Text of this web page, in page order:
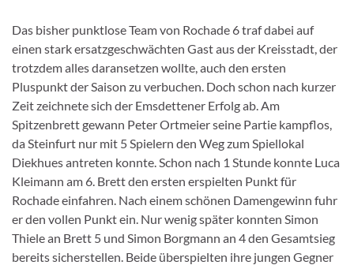
Das bisher punktlose Team von Rochade 6 traf dabei auf
einen stark ersatzgeschwächten Gast aus der Kreisstadt, der
trotzdem alles daransetzen wollte, auch den ersten
Pluspunkt der Saison zu verbuchen. Doch schon nach kurzer
Zeit zeichnete sich der Emsdettener Erfolg ab. Am
Spitzenbrett gewann Peter Ortmeier seine Partie kampflos,
da Steinfurt nur mit 5 Spielern den Weg zum Spiellokal
Diekhues antreten konnte. Schon nach 1 Stunde konnte Luca
Kleimann am 6. Brett den ersten erspielten Punkt für
Rochade einfahren. Nach einem schönen Damengewinn fuhr
er den vollen Punkt ein. Nur wenig später konnten Simon
Thiele an Brett 5 und Simon Borgmann an 4 den Gesamtsieg
bereits sicherstellen. Beide überspielten ihre jungen Gegner